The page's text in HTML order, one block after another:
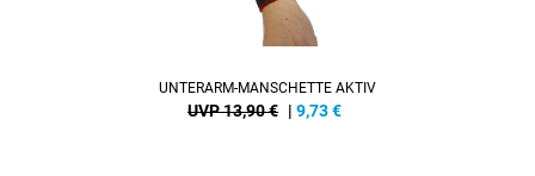
UNTERARM-MANSCHETTE AKTIV
UVP 13,90 € | 9,73€